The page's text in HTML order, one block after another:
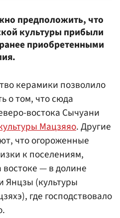
предположить, что
культуры прибыли
приобретенными
керамики позволило
о том, что сюда
востока Сычуани
Мацзяяо. Другие
что огороженные
к поселениям,
— в долине
Янцзы (культуры
где господствовало